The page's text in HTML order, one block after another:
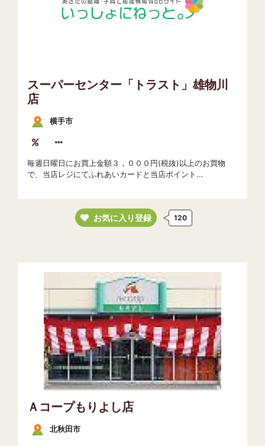
スーパーセンター「トラスト」雄物川
店
横手市
毎週日曜日にお買上金額３，０００円(税抜)以上のお買物
で、当店レジにてふれあいカードと当店ポイント...
お気に入り登録 120
Ａコープもりよし店
北秋田市